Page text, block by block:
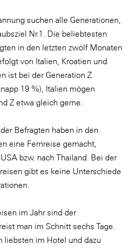
Österreich
Salzburg
Fahrzeughandel und
suchen alle Generationen,
Nr.1. Die beliebtesten
in den letzten zwölf Monaten
von Italien, Kroatien und
ist bei der Generation Z
19 %), Italien mögen
Z etwa gleich gerne.
Befragten haben in den
eine Fernreise gemacht,
bzw. nach Thailand. Bei der
gibt es keine Unterschiede
im Jahr sind der
man im Schnitt sechs Tage.
liebsten im Hotel und dazu